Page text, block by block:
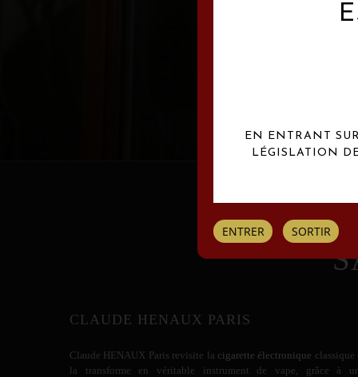
CLAUDE HENAUX PARIS
Claude HENAUX Paris revisite la cigarette électronique classique
la transforme en véritable instrument de vape, grâce à
EN ENTRANT
LÉGISLATION
ENTRER SORTIR